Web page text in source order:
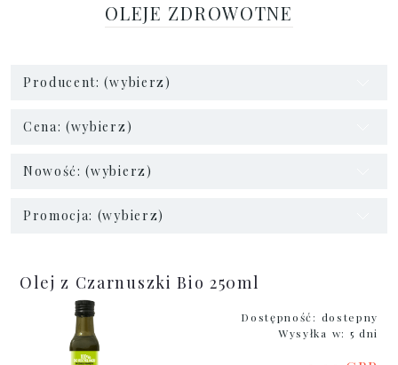
OLEJE ZDROWOTNE
Producent: (wybierz)
Cena: (wybierz)
Nowość: (wybierz)
Promocja: (wybierz)
Olej z Czarnuszki Bio 250ml
Dostępność: dostepny
Wysyłka w: 5 dni